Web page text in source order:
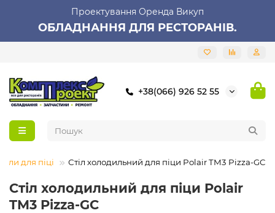
Проектування Оренда Викуп
ОБЛАДНАННЯ ДЛЯ РЕСТОРАНІВ.
+38(066) 926 52 55
для піці Стіл холодильний для піци Polair TM3 Pizza-GC
Стіл холодильний для піци Polair
TM3 Pizza-GC